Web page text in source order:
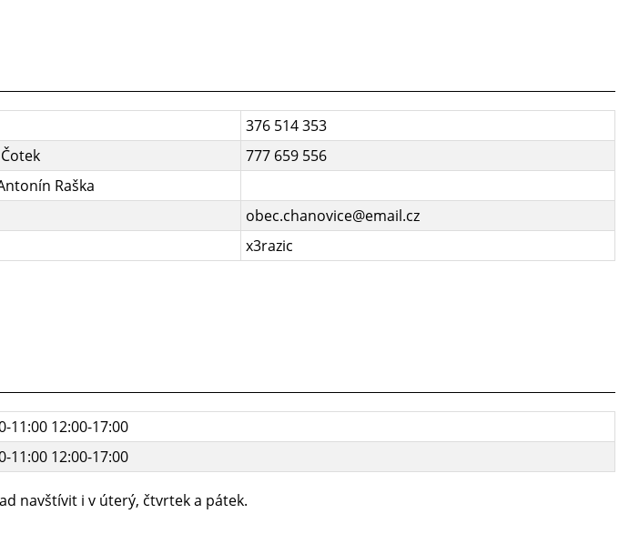
376 514 353
777 659 556
Raška
obec.chanovice@email.cz
x3razic
11:00 12:00-17:00
11:00 12:00-17:00
navštívit i v úterý, čtvrtek a pátek.